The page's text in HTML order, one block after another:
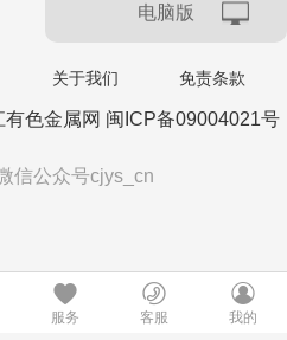
电脑版
关于我们 免责条款
色金属网 闽ICP备09004021号
信公众号cjys_cn
服务 客服 我的